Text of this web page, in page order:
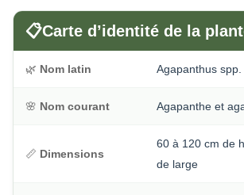
📋Carte d’identité de la
🌿 Nom latin Agapanthus spp.
🌸 Nom courant Agapanthe et
📏 Dimensions
60 à 120 cm de
de large